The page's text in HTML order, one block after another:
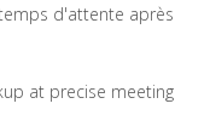
d'attente après
at precise meeting